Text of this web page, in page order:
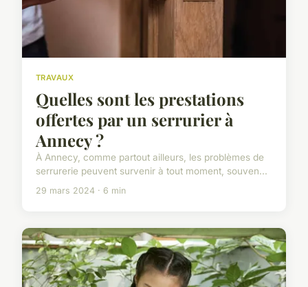
TRAVAUX
Quelles sont les prestations
offertes par un serrurier à
Annecy ?
À Annecy, comme partout ailleurs, les problèmes de
serrurerie peuvent survenir à tout moment, souven...
29 mars 2024 · 6 min